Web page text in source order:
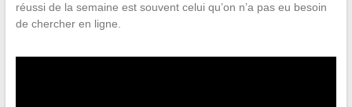
réussi de la semaine est souvent celui qu’on n’a pas eu besoin
de chercher en ligne.